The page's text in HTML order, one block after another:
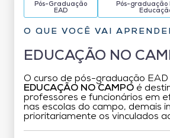
Pós-Graduação
EAD
Pós-graduação
O QUE VOCÊ VAI
EDUCAÇÃO NO
O curso de pós-graduação EAD
EDUCAÇÃO NO CAMPO é
professores e funcionários em
nas escolas do campo, demais
prioritariamente os vinculados